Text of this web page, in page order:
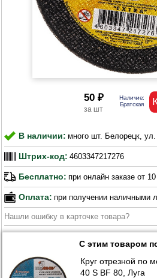
50 ₽
В наличии: много шт. Белорецк, ул.
Штрих-код: 4603347217276
Бесплатно: при онлайн заказе от
Оплата: при получении наличными
Нашли ошибку в карточке товара?
С этим товаром
Круг отрезной по
40 S BF 80, Луга